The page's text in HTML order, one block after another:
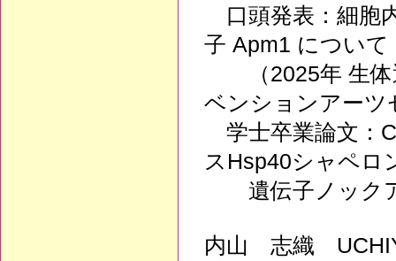
口頭発表：細胞
子 Apm1 について
（2025年 生体
ベンションアーツ
学士卒業論文：
スHsp40シャペロ
遺伝子ノック
内山 志織